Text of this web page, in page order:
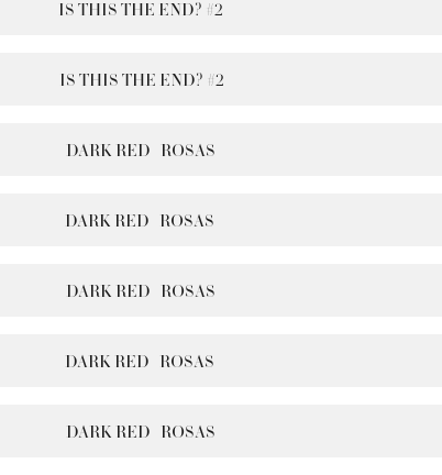
IS THIS THE END? #2
IS THIS THE END? #2
DARK RED   ROSAS
DARK RED   ROSAS
DARK RED   ROSAS
DARK RED   ROSAS
DARK RED   ROSAS